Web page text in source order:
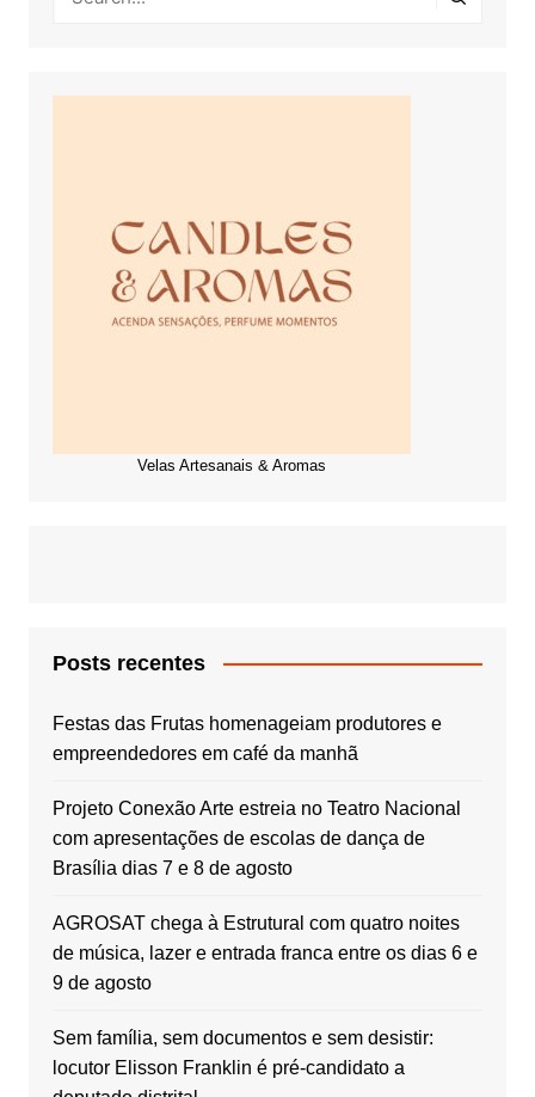
Velas Artesanais & Aromas
Posts recentes
Festas das Frutas homenageiam produtores e
empreendedores em café da manhã
Projeto Conexão Arte estreia no Teatro Nacional
com apresentações de escolas de dança de
Brasília dias 7 e 8 de agosto
AGROSAT chega à Estrutural com quatro noites
de música, lazer e entrada franca entre os dias 6 e
9 de agosto
Sem família, sem documentos e sem desistir:
locutor Elisson Franklin é pré-candidato a